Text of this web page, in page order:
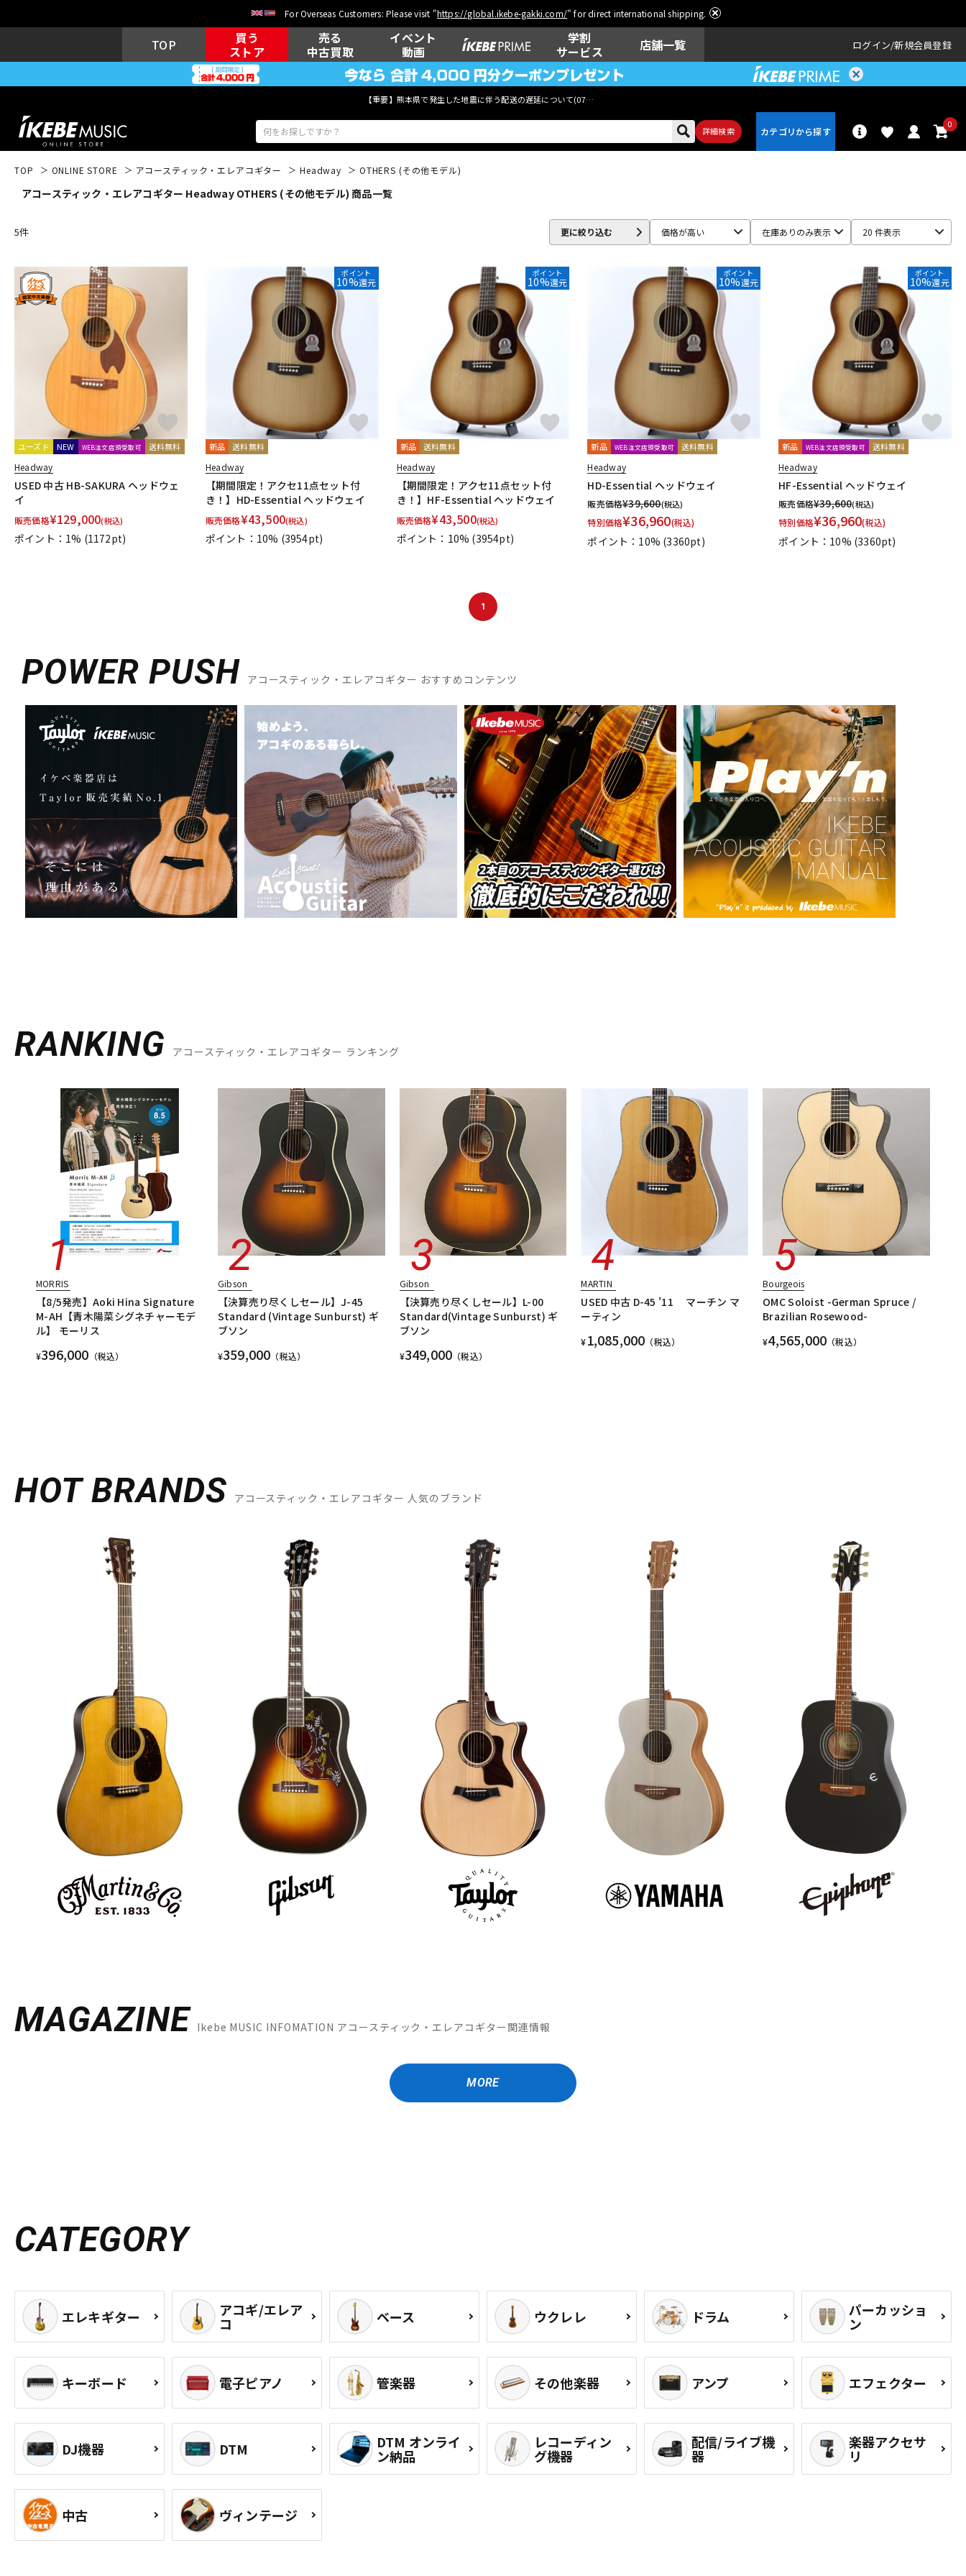
For Overseas Customers: Please visit "https://global.ikebe-gakki.com/" for direct international shipping.
TOP
買う
ストア
売る
中古買取
イベント
動画
学割
サービス
店舗一覧 ログイン 新規会員登録
【重要】熊本県で発生した地震に伴う配送の遅延について(07月29日
詳細検索
0
アコギ/エレ
キーボード 電子ピアノ その他楽器 アンプ エフェクター
DJ機器 DTM DTM オンラ 配信/ライブ
機器
楽器アクセサ
リ
ヴィンテージ
TOP ONLINE STORE アコースティック・エレアコギター Headway OTHERS (その他モデル)
アコースティック・エレアコギター Headway OTHERS (その他モデル) 商品一覧
5件 更に絞り込む 価格が高い 在庫ありのみ表示 20 件表示
ユーズド NEW WEB注文店頭受取可 送料無料
Headway
USED 中古 HB-SAKURA ヘッドウェ
イ
販売価格¥129,000(税込)
ポイント：1% (1172pt)
ポイント
10%還元
新品 送料無料
Headway
【期間限定！アクセ11点セット付
き！】HD-Essential ヘッドウェイ
販売価格¥43,500(税込)
ポイント：10% (3954pt)
ポイント
10%還元
新品 送料無料
Headway
【期間限定！アクセ11点セット付
き！】HF-Essential ヘッドウェイ
販売価格¥43,500(税込)
ポイント：10% (3954pt)
ポイント
10%還元
新品 WEB注文店頭受取可 送料無料
Headway
HD-Essential ヘッドウェイ
販売価格¥39,600(税込)
特別価格¥36,960(税込)
ポイント：10% (3360pt)
ポイント
10%還元
新品 WEB注文店頭受取可 送料無料
Headway
HF-Essential ヘッドウェイ
販売価格¥39,600(税込)
特別価格¥36,960(税込)
ポイント：10% (3360pt)
1
POWER PUSH アコースティック・エレアコギター おすすめコンテンツ
RANKING アコースティック・エレアコギター ランキング
MORRIS
【8/5発売】Aoki Hina Signature
M-AH【青木陽菜シグネチャーモデ
ル】 モーリス
¥396,000 （税込）
Gibson
【決算売り尽くしセール】J-45
Standard (Vintage Sunburst) ギ
ブソン
¥359,000 （税込）
Gibson
【決算売り尽くしセール】L-00
Standard(Vintage Sunburst) ギ
ブソン
¥349,000 （税込）
MARTIN
USED 中古 D-45 '11 マーチン マ
ーティン
¥1,085,000 （税込）
Bourgeois
OMC Soloist -German Spruce /
Brazilian Rosewood-
¥4,565,000 （税込）
HOT BRANDS アコースティック・エレアコギター 人気のブランド
MAGAZINE Ikebe MUSIC INFOMATION アコースティック・エレアコギター関連情報
MORE
CATEGORY
エレキギター アコギ/エレア
コ ベース ウクレレ ドラム パーカッショ
ン
キーボード 電子ピアノ 管楽器 その他楽器 アンプ エフェクター
DJ機器 DTM DTM オンライ
ン納品
レコーディン
グ機器
配信/ライブ機
器
楽器アクセサ
リ
中古 ヴィンテージ